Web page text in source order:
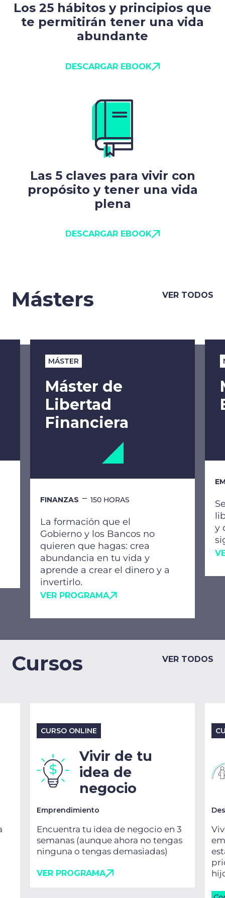
Los 25 hábitos y principios que
te permitirán tener una vida
abundante
DESCARGAR EBOOK
Las 5 claves para vivir con
propósito y tener una vida
plena
DESCARGAR EBOOK
Másters VER TODOS
MÁSTER
Máster de
Libertad
Financiera
FINANZAS 150 HORAS
La formación que el
Gobierno y los Bancos no
quieren que hagas: crea
abundancia en tu vida y
aprende a crear el dinero y a
invertirlo.
VER PROGRAMA
y
Cursos VER TODOS
CURSO ONLINE
Vivir de tu
idea de
negocio
Emprendimiento
Encuentra tu idea de negocio en 3
semanas (aunque ahora no tengas
ninguna o tengas demasiadas)
VER PROGRAMA